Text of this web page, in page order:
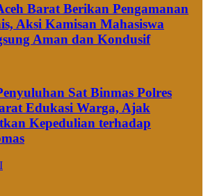
Barat Berikan Pengamanan
Aksi Kamisan Mahasiswa
Aman dan Kondusif
Sat Binmas Polres
Edukasi Warga, Ajak
Kepedulian terhadap